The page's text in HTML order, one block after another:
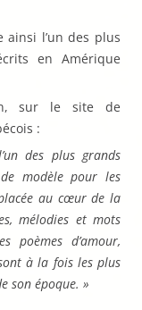
ainsi l’un des plus
en Amérique
sur le site de
:
des plus grands
modèle pour les
au cœur de la
mélodies et mots
poèmes d’amour,
à la fois les plus
son époque. »